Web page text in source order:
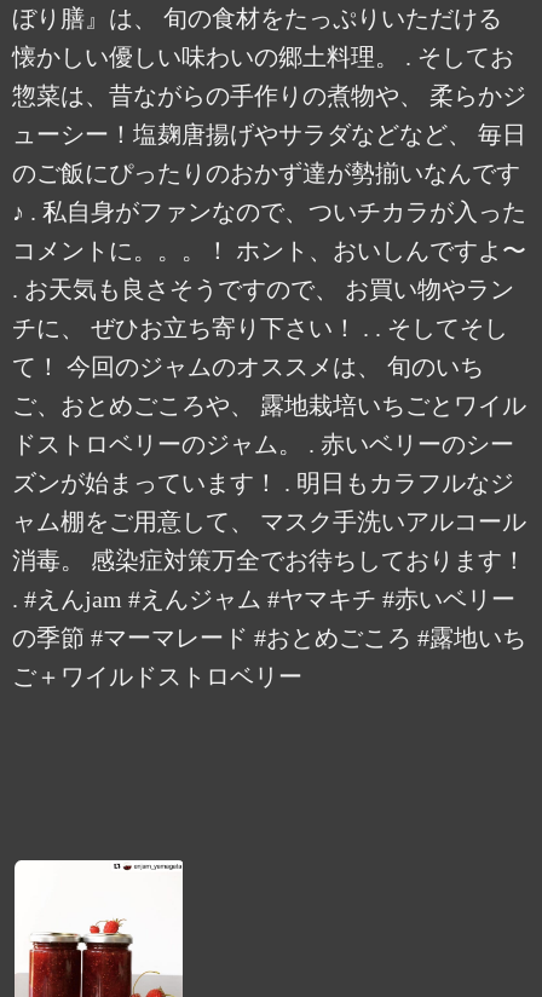
ぼり膳』は、 旬の食材をたっぷりいただける
懐かしい優しい味わいの郷土料理。 . そしてお
惣菜は、昔ながらの手作りの煮物や、 柔らかジ
ューシー！塩麹唐揚げやサラダなどなど、 毎日
のご飯にぴったりのおかず達が勢揃いなんです
♪ . 私自身がファンなので、ついチカラが入った
コメントに。。。！ ホント、おいしんですよ〜
. お天気も良さそうですので、 お買い物やラン
チに、 ぜひお立ち寄り下さい！ . . そしてそし
て！ 今回のジャムのオススメは、 旬のいち
ご、おとめごころや、 露地栽培いちごとワイル
ドストロベリーのジャム。 . 赤いベリーのシー
ズンが始まっています！ . 明日もカラフルなジ
ャム棚をご用意して、 マスク手洗いアルコール
消毒。 感染症対策万全でお待ちしております！
. #えんjam #えんジャム #ヤマキチ #赤いベリー
の季節 #マーマレード #おとめごころ #露地いち
ご＋ワイルドストロベリー